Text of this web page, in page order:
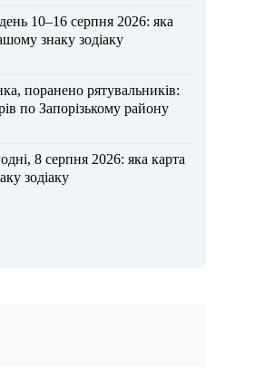
10–16 серпня 2026: яка
знаку зодіаку
поранено рятувальників:
по Запорізькому району
8 серпня 2026: яка карта
зодіаку